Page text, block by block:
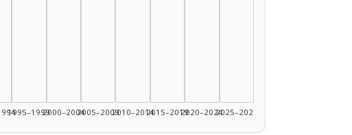
1995–19992000–20042005–20092010–20142015–20192020–20242025–2026